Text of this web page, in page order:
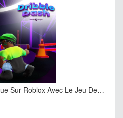
Sur Roblox Avec Le Jeu De…